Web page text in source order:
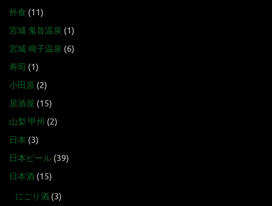
外食 (11)
宮城 鬼首温泉 (1)
宮城 鳴子温泉 (6)
寿司 (1)
小田原 (2)
居酒屋 (15)
山梨 甲州 (2)
日本 (3)
日本ビール (39)
日本酒 (15)
にごり酒 (3)